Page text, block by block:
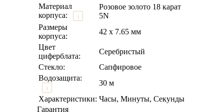
Материал
корпуса:
i
Розовое золото 18 карат
5N
Размеры
корпуса:
42 х 7.65 мм
Цвет
циферблата:
Серебристый
Стекло:
Сапфировое
Водозащита:
i
30 м
Характеристики: Часы, Минуты, Секунды
Гарантия